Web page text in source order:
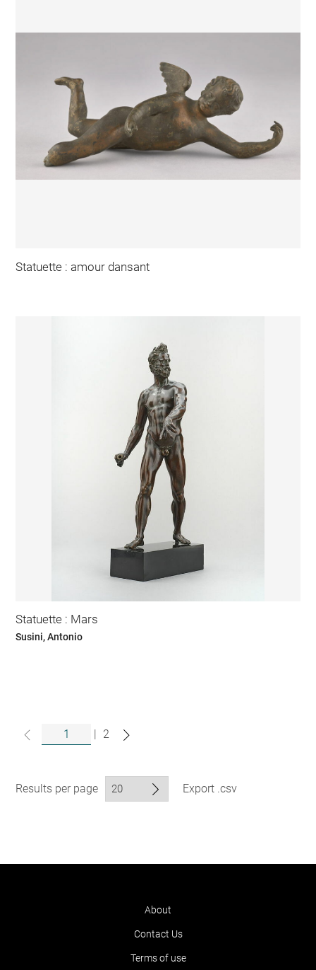
Statuette : amour dansant
Statuette : Mars
Susini, Antonio
| 2
Results per page Export .csv
About
Contact Us
Terms of use